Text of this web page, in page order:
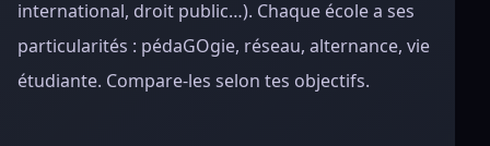
international, droit public…). Chaque école a ses
particularités : pédaGOgie, réseau, alternance, vie
étudiante. Compare-les selon tes objectifs.